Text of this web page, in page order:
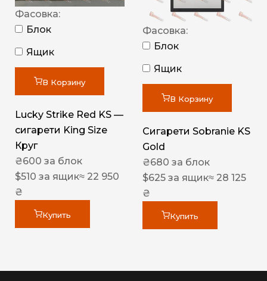
Фасовка:
Блок
Ящик
В Корзину
Lucky Strike Red KS —
сигарети King Size
Круг
₴600 за блок
$510 за ящик≈ 22 950
₴
Купить
Фасовка:
Блок
Ящик
В Корзину
Сигарети Sobranie KS
Gold
₴680 за блок
$625 за ящик≈ 28 125
₴
Купить